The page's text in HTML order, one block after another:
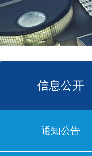
信息公开
通知公告